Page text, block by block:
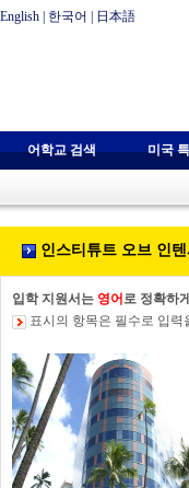
English 한국어 日本語
어학교 검색 미국
인스티튜트 오브 인
입학 지원서는 영어 로 정확하
표시의 항목은 필수로 입